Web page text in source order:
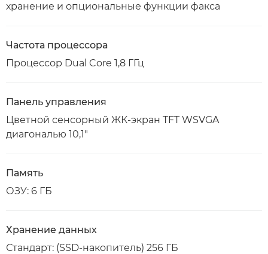
хранение и опциональные функции факса
Частота процессора
Процессор Dual Core 1,8 ГГц
Панель управления
Цветной сенсорный ЖК-экран TFT WSVGA
диагональю 10,1"
Память
ОЗУ: 6 ГБ
Хранение данных
Стандарт: (SSD-накопитель) 256 ГБ